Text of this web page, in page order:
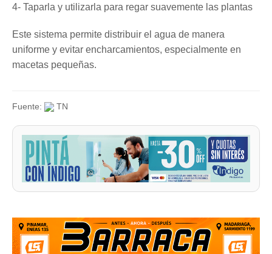
4- Taparla y utilizarla para regar suavemente las plantas
Este sistema permite distribuir el agua de manera
uniforme y evitar encharcamientos, especialmente en
macetas pequeñas.
Fuente: TN